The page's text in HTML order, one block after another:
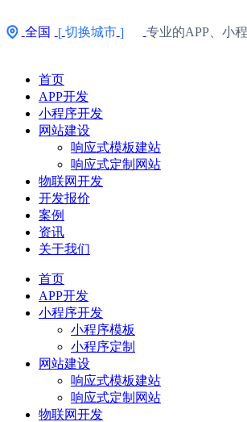
全国 [ 切换城市 ] 专业的APP、小
首页
APP开发
小程序开发
网站建设
响应式模板建站
响应式定制网站
物联网开发
开发报价
案例
资讯
关于我们
首页
APP开发
小程序开发
小程序模板
小程序定制
网站建设
响应式模板建站
响应式定制网站
物联网开发